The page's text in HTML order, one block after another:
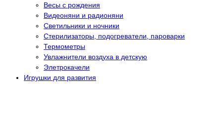
Весы с рождения
Видеоняни и радионяни
Светильники и ночники
Стерилизаторы, подогреватели, пароварки
Термометры
Увлажнители воздуха в детскую
Элетрокачели
Игрушки для развития